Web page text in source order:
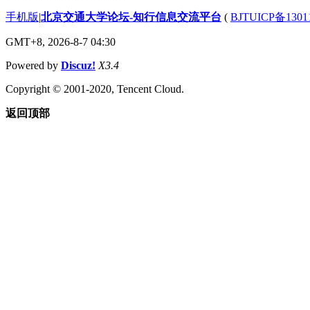
手机版|北京交通大学论坛-知行信息交流平台 ( BJTUICP备
GMT+8, 2026-8-7 04:30
Powered by Discuz! X3.4
Copyright © 2001-2020, Tencent Cloud.
返回顶部